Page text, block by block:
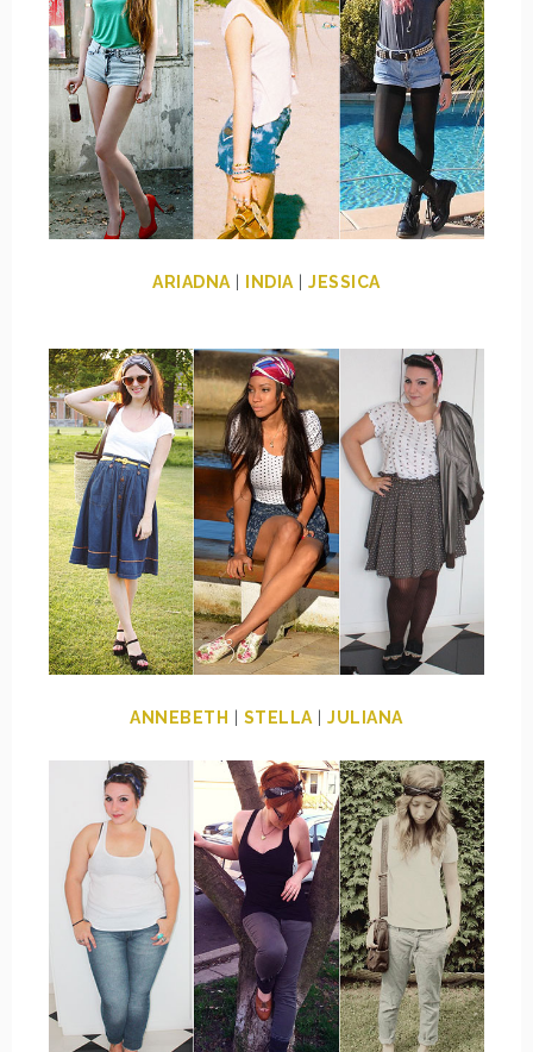
ARIADNA INDIA |JESSICA
ANNEBETH STELLA|JULIANA